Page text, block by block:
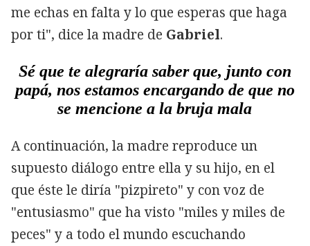
me echas en falta y lo que esperas que haga
por ti", dice la madre de Gabriel.
Sé que te alegraría saber que, junto con
papá, nos estamos encargando de que no
se mencione a la bruja mala
A continuación, la madre reproduce un
supuesto diálogo entre ella y su hijo, en el
que éste le diría "pizpireto" y con voz de
"entusiasmo" que ha visto "miles y miles de
peces" y a todo el mundo escuchando